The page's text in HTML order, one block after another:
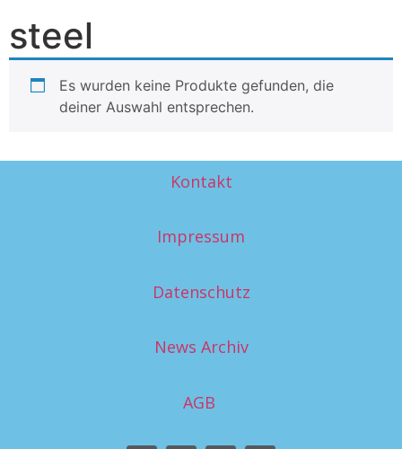
steel
Es wurden keine Produkte gefunden, die
deiner Auswahl entsprechen.
Kontakt
Impressum
Datenschutz
News Archiv
AGB